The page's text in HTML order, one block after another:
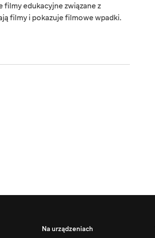
edukacyjne związane z
filmy i pokazuje filmowe wpadki.
Na urządzeniach